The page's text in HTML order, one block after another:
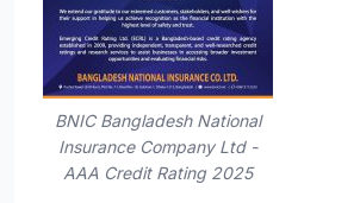
BNIC Bangladesh National
Insurance Company Ltd -
AAA Credit Rating 2025